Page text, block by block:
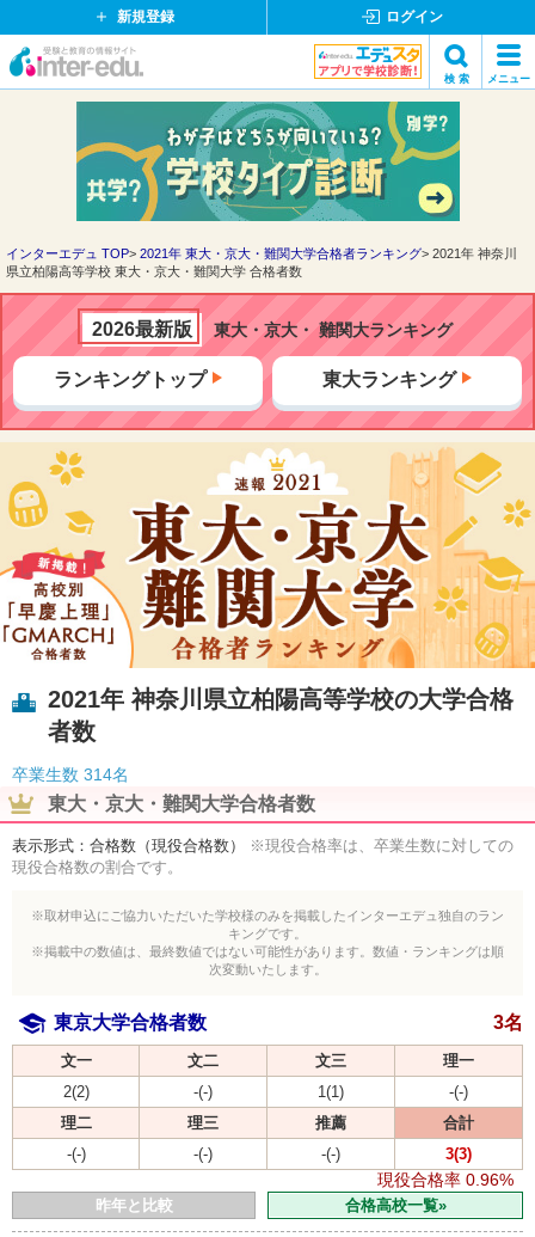
新規登録 ログイン
イ
ド
ッ
ト
検 索 メニュー
検索
インターエデュ TOP 2021年 東大・京大・難関大学合格者ランキング
2021年 神奈川
県立柏陽高等学校 東大・京大・難関大学 合格者数
2026最新版 東大・京大・ 難関大ランキング
ランキングトップ 東大ランキング
2021年 神奈川県立柏陽高等学校の大学合格
者数
卒業生数 314名
東大・京大・難関大学合格者数
表示形式：合格数（現役合格数）
※現役合格率は、卒業生数に対しての
現役合格数の割合です。
※取材申込にご協力いただいた学校様のみを掲載したインターエデュ独自のラン
キングです。
※掲載中の数値は、最終数値ではない可能性があります。数値・ランキングは順
次変動いたします。
東京大学合格者数 3名
文一 文二 文三
理一
2(2)
-(-) 1(1)
-(-)
理二
理三 推薦
合計
-(-)
-(-) -(-) 3(3)
現役合格率 0.96%
昨年と比較 合格高校一覧»